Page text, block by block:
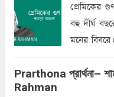
প্রেমিকের
বহু দীর্ঘ
মনের
একান্ত
Prarthona প্রার্থনা–
Rahman